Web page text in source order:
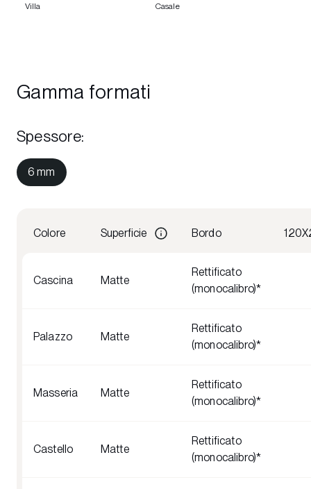
Villa Casale
Gamma formati
Spessore:
6 mm
Colore Superficie Bordo
Cascina Matte
Rettificato
(monocalibro)*
Palazzo Matte
Rettificato
(monocalibro)*
Masseria Matte
Rettificato
(monocalibro)*
Castello Matte
Rettificato
(monocalibro)*